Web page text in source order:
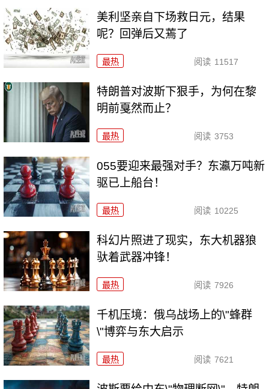
美利坚亲自下场救日元，结果
呢？回弹后又蔫了
最热 阅读 11517
特朗普对波斯下狠手，为何在黎
明前戛然而止？
最热 阅读 3753
055要迎来最强对手？东瀛万吨新
驱已上船台！
最热 阅读 10225
科幻片照进了现实，东大机器狼
驮着武器冲锋！
最热 阅读 7926
千机压境：俄乌战场上的\"蜂群
\"博弈与东大启示
最热 阅读 7621